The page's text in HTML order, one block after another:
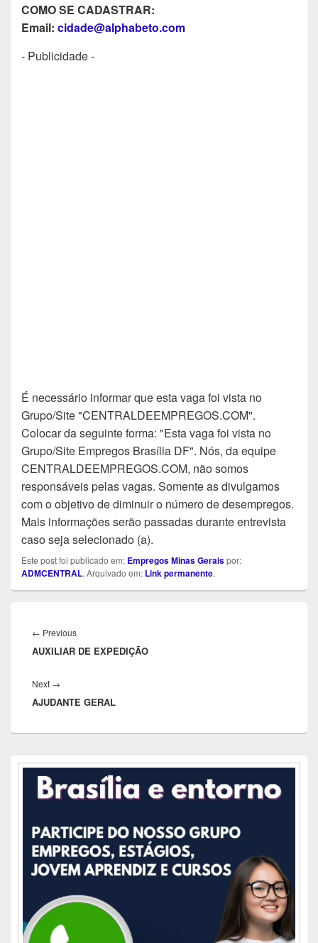
COMO SE CADASTRAR:
Email: cidade@alphabeto.com
- Publicidade -
É necessário informar que esta vaga foi vista no
Grupo/Site "CENTRALDEEMPREGOS.COM".
Colocar da seguinte forma: "Esta vaga foi vista no
Grupo/Site Empregos Brasília DF". Nós, da equipe
CENTRALDEEMPREGOS.COM, não somos
responsáveis pelas vagas. Somente as divulgamos
com o objetivo de diminuir o número de desempregos.
Mais informações serão passadas durante entrevista
caso seja selecionado (a).
Este post foi publicado em: Empregos Minas Geraispor:
ADMCENTRAL. Arquivado em: Link permanente.
de
Post
← PreviousPrevious
post:
AUXILIAR DE EXPEDIÇÃO
Next →
post:
AJUDANTE GERAL
Área